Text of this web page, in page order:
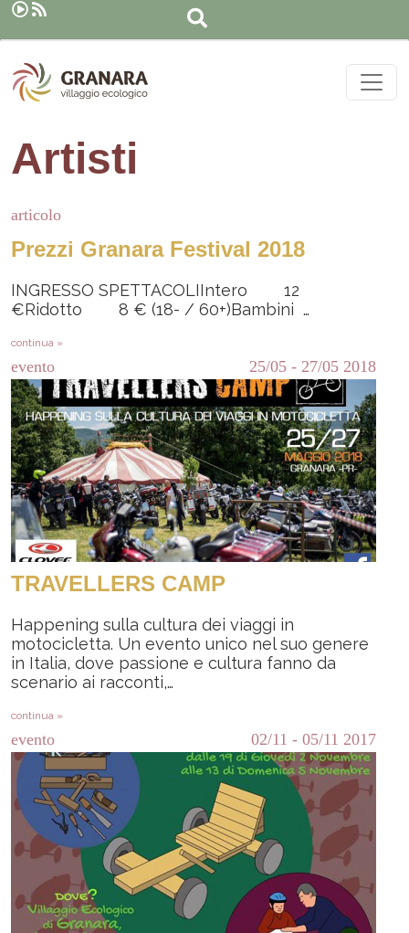
Salta al contenuto principale
Artisti
articolo
Prezzi Granara Festival 2018
INGRESSO SPETTACOLIIntero 12
€Ridotto 8 € (18- / 60+)Bambini …
continua »
evento 25/05 - 27/05 2018
TRAVELLERS CAMP
Happening sulla cultura dei viaggi in
motocicletta. Un evento unico nel suo genere
in Italia, dove passione e cultura fanno da
scenario ai racconti,…
continua »
evento 02/11 - 05/11 2017